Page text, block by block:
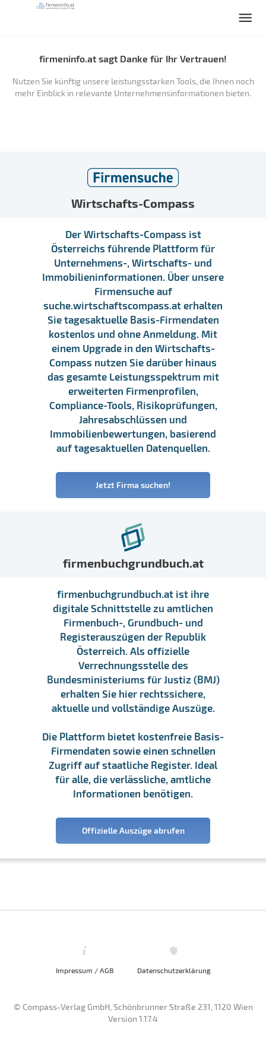
firmeninfo.at sagt Danke für Ihr Vertrauen!
Nutzen Sie künftig unsere leistungsstarken Tools, die Ihnen noch
mehr Einblick in relevante Unternehmensinformationen bieten.
Wirtschafts-Compass
Der Wirtschafts-Compass ist
Österreichs führende Plattform für
Unternehmens-, Wirtschafts- und
Immobilieninformationen. Über unsere
Firmensuche auf
suche.wirtschaftscompass.at erhalten
Sie tagesaktuelle Basis-Firmendaten
kostenlos und ohne Anmeldung. Mit
einem Upgrade in den Wirtschafts-
Compass nutzen Sie darüber hinaus
das gesamte Leistungsspektrum mit
erweiterten Firmenprofilen,
Compliance-Tools, Risikoprüfungen,
Jahresabschlüssen und
Immobilienbewertungen, basierend
auf tagesaktuellen Datenquellen.
Jetzt Firma suchen!
firmenbuchgrundbuch.at
firmenbuchgrundbuch.at ist ihre
digitale Schnittstelle zu amtlichen
Firmenbuch-, Grundbuch- und
Registerauszügen der Republik
Österreich. Als offizielle
Verrechnungsstelle des
Bundesministeriums für Justiz (BMJ)
erhalten Sie hier rechtssichere,
aktuelle und vollständige Auszüge.
Die Plattform bietet kostenfreie Basis-
Firmendaten sowie einen schnellen
Zugriff auf staatliche Register. Ideal
für alle, die verlässliche, amtliche
Informationen benötigen.
Offizielle Auszüge abrufen
Impressum / AGB Datenschutzerklärung
© Compass-Verlag GmbH, Schönbrunner Straße 231, 1120 Wien
Version 1.17.4